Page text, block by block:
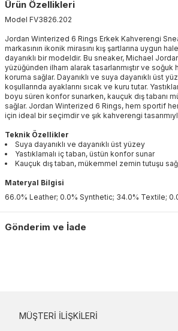
Ürün Özellikleri
Model FV3826.202
Jordan Winterized 6 Rings Erkek Kahverengi
markasının ikonik mirasını kış şartlarına uygun
dayanıklı bir modeldir. Bu sneaker, Michael
yüzüğünden ilham alarak tasarlanmıştır ve soğuk
koruma sağlar. Dayanıklı ve suya dayanıklı üst
koşullarında ayaklarını sıcak ve kuru tutar.
boyu süren konfor sunarken, kauçuk dış tabanı
sağlar. Jordan Winterized 6 Rings, hem sportif
için ideal bir seçimdir ve şık kahverengi
Teknik Özellikler
Suya dayanıklı ve dayanıklı üst yüzey
Yastıklamalı iç taban, üstün konfor sunar
Kauçuk dış taban, mükemmel zemin tutuşu
Materyal Bilgisi
66.0% Leather; 0.0% Synthetic; 34.0% Textile;
Gönderim ve İade
MÜŞTERI İLIŞKILERI